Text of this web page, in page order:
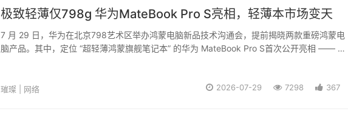
极致轻薄仅798g 华为MateBook Pro S亮相，轻薄本市场变天
7 月 29 日，华为在北京798艺术区举办鸿蒙电脑新品技术沟通会，提前揭晓两款重磅鸿蒙电
脑产品。其中，定位 “超轻薄鸿蒙旗舰笔记本” 的华为 MateBook Pro S首次公开亮相 —— 作
璀璨 | 网络 2026-07-29 7298 367